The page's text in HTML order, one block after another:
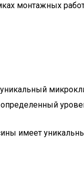
монтажных
определенный
имеет